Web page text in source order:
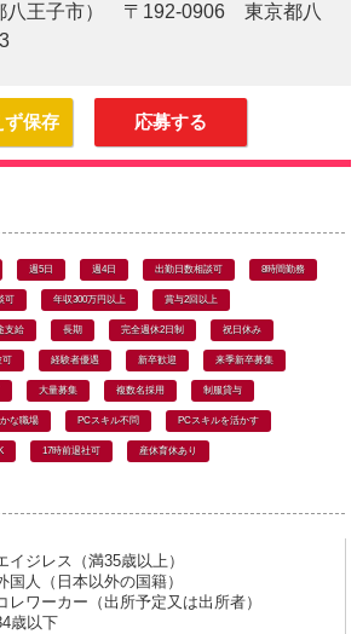
八王子市） 〒192-0906 東京都八
ず保存 応募する
週5日 週4日 出勤日数相談可 8時間勤務
可 年収300万円以上 賞与2回以上
支給 長期 完全週休2日制 祝日休み
可 経験者優遇 新卒歓迎 来季新卒募集
大量募集 複数名採用 制服貸与
な職場 PCスキル不問 PCスキルを活かす
17時前退社可 産休育休あり
イジレス（満35歳以上）
国人（日本以外の国籍）
レワーカー（出所予定又は出所者）
歳以下